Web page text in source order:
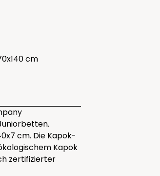
cm
cm. Die Kapok-
Kapok
zertifizierter